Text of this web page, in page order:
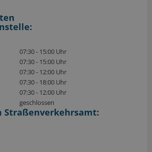
07:30 - 15:00 Uhr
07:30 - 15:00 Uhr
07:30 - 12:00 Uhr
07:30 - 18:00 Uhr
07:30 - 12:00 Uhr
geschlossen
Straßenverkehrsamt: